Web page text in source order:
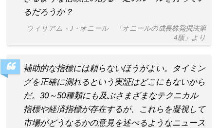
るだろうか？
ウィリアム・J・オニール 「オニールの成長株発掘法第
4版」より
補助的な指標には頼らないほうがよい。タイミン
グを正確に測れるという実証はどこにもないから
だ。30～50種類にも及ぶさまざまなテクニカル
指標や経済指標が存在するが、これらを凝視して
市場がどうなるかの意見を述べるようなニュース